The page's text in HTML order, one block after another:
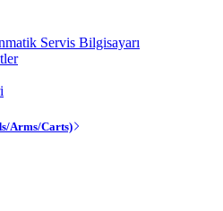
Servis Bilgisayarı
Arms/Carts)